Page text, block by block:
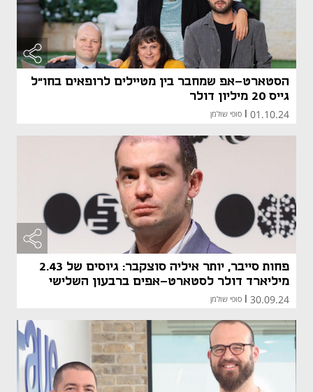
הסטארט-אפ שמחבר בין מטיילים לרופאים בחו"ל
גייס 20 מיליון דולר
01.10.24 סופי שולמן
פחות סייבר, יותר איליה סוצקבר: גיוסים של 2.43
מיליארד דולר לסטארט-אפים ברבעון השלישי
30.09.24 סופי שולמן